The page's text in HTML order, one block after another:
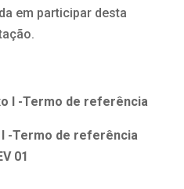
em participar desta
I -Termo de referência
-Termo de referência
01